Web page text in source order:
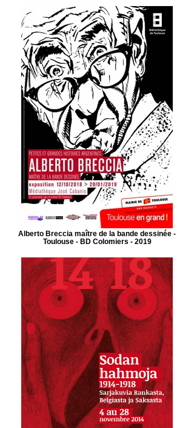
Alberto Breccia maître de la bande dessinée -
Toulouse - BD Colomiers - 2019